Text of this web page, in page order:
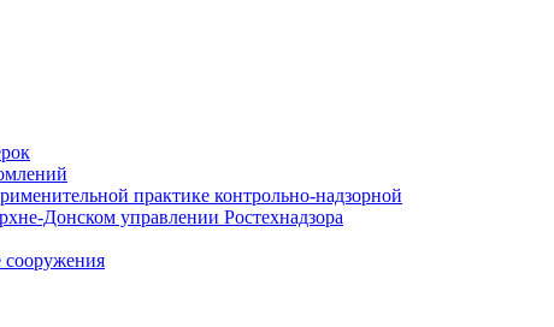
практике контрольно-надзорной
Донском управлении Ростехнадзора
сооружения